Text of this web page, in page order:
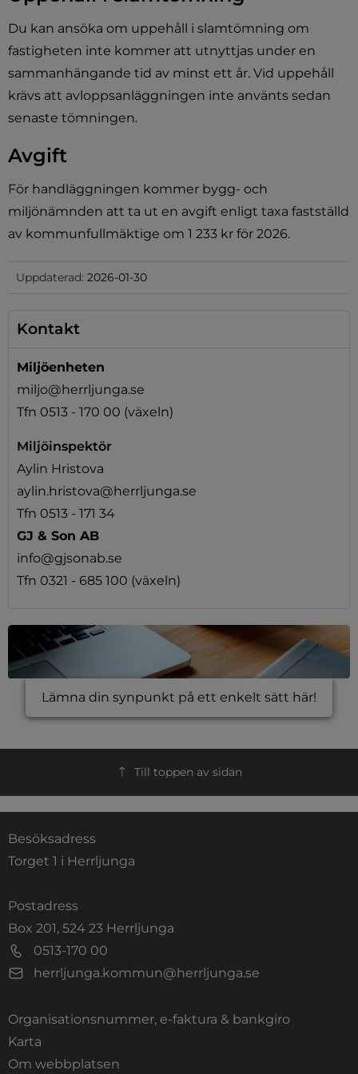
Du kan ansöka om uppehåll i slamtömning om
fastigheten inte kommer att utnyttjas under en
sammanhängande tid av minst ett år. Vid uppehåll
krävs att avloppsanläggningen inte använts sedan
senaste tömningen.
Avgift
För handläggningen kommer bygg- och
miljönämnden att ta ut en avgift enligt taxa fastställd
av kommunfullmäktige om 1 233 kr för 2026.
Uppdaterad: 2026-01-30
Kontakt
Miljöenheten
miljo@herrljunga.se
Tfn 0513 - 170 00 (växeln)
Miljöinspektör
Aylin Hristova
aylin.hristova@herrljunga.se
Tfn 0513 - 171 34
GJ & Son AB
info@gjsonab.se
Tfn 0321 - 685 100 (växeln)
Lämna din synpunkt på ett enkelt sätt här!
Till toppen av sidan
Besöksadress
Torget 1 i Herrljunga
Postadress
Box 201, 524 23 Herrljunga
0513-170 00
herrljunga.kommun@herrljunga.se
Organisationsnummer, e-faktura & bankgiro
Karta
Om webbplatsen